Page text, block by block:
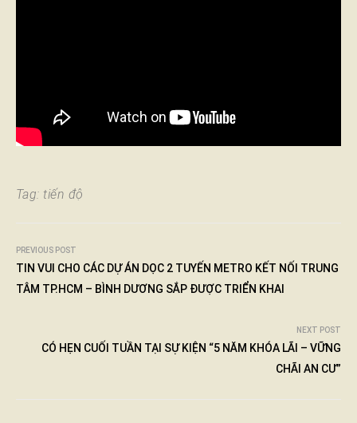
Tag: tiến độ
PREVIOUS POST
TIN VUI CHO CÁC DỰ ÁN DỌC 2 TUYẾN METRO KẾT NỐI TRUNG
TÂM TP.HCM – BÌNH DƯƠNG SẮP ĐƯỢC TRIỂN KHAI
NEXT POST
CÓ HẸN CUỐI TUẦN TẠI SỰ KIỆN “5 NĂM KHÓA LÃI – VỮNG
CHÃI AN CƯ”